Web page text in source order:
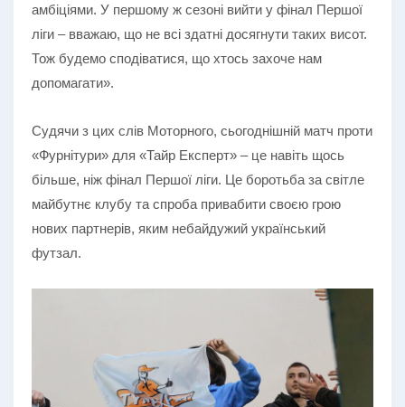
амбіціями. У першому ж сезоні вийти у фінал Першої
ліги – вважаю, що не всі здатні досягнути таких висот.
Тож будемо сподіватися, що хтось захоче нам
допомагати».
Судячи з цих слів Моторного, сьогоднішній матч проти
«Фурнітури» для «Тайр Експерт» – це навіть щось
більше, ніж фінал Першої ліги. Це боротьба за світле
майбутнє клубу та спроба привабити своєю грою
нових партнерів, яким небайдужий український
футзал.